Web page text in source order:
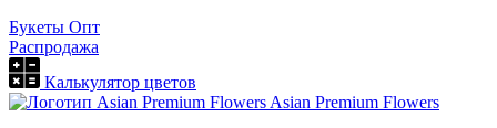
Букеты Опт
Распродажа
Калькулятор цветов
Asian Premium Flowers